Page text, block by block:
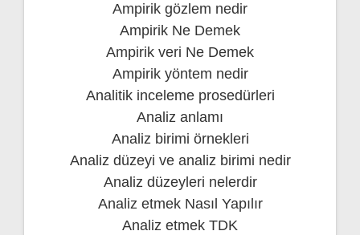
Ampirik gözlem nedir
Ampirik Ne Demek
Ampirik veri Ne Demek
Ampirik yöntem nedir
Analitik inceleme prosedürleri
Analiz anlamı
Analiz birimi örnekleri
Analiz düzeyi ve analiz birimi nedir
Analiz düzeyleri nelerdir
Analiz etmek Nasıl Yapılır
Analiz etmek TDK